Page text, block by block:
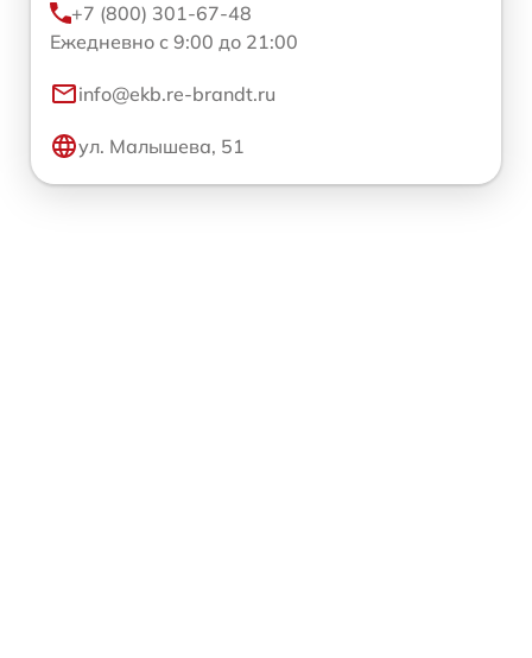
+7 (800) 301-67-48
Ежедневно с 9:00 до 21:00
info@ekb.re-brandt.ru
ул. Малышева, 51